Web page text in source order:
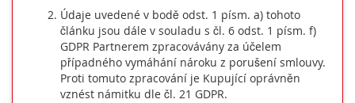
Údaje uvedené v bodě odst. 1 písm. a) tohoto
článku jsou dále v souladu s čl. 6 odst. 1 písm. f)
GDPR Partnerem zpracovávány za účelem
případného vymáhání nároku z porušení smlouvy.
Proti tomuto zpracování je Kupující oprávněn
vznést námitku dle čl. 21 GDPR.